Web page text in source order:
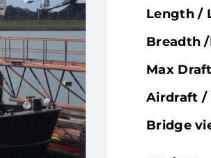
Length /
Breadth
Max
Airdraft /
Bridge